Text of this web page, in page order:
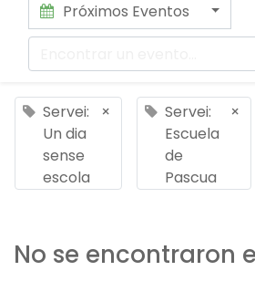
Próximos Eventos
Servei:
Un dia
sense
escola
×
Servei:
Escuela
de
Pascua
×
No se encontraron